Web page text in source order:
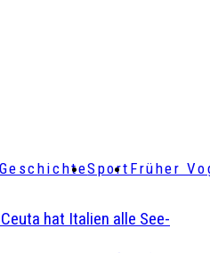
GeschichteSport Früher
hat Italien alle See-